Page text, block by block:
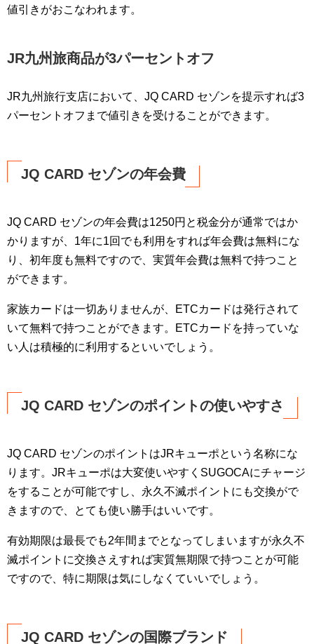
値引きがおこなわれます。
JR九州旅商品が3パーセントオフ
JR九州旅行支店において、JQ CARD セゾンを提示すれば3
パーセントオフまで値引きを受けることができます。
JQ CARD セゾンの年会費
JQ CARD セゾンの年会費は1250円と税金分が通常ではか
かりますが、1年に1回でも利用をすれば年会費は無料にな
り、初年度も無料ですので、実質年会費は無料で持つこと
ができます。
家族カードは一切ありませんが、ETCカードは発行されて
いて無料で持つことができます。ETCカードを持っていな
い人は積極的に利用するといいでしょう。
JQ CARD セゾンのポイントの使いやすさ
JQ CARD セゾンのポイントはJRキューポという名称にな
ります。JRキューポは大変使いやすくSUGOCAにチャージ
をすることが可能ですし、永久不滅ポイントにも交換がで
きますので、とても使い勝手はいいです。
有効期限は最長でも2年間までとなってしまいますが永久不
滅ポイントに交換さえすれば実質無期限で持つことが可能
ですので、特に期限は気にしなくていいでしょう。
JQ CARD セゾンの国際ブランド